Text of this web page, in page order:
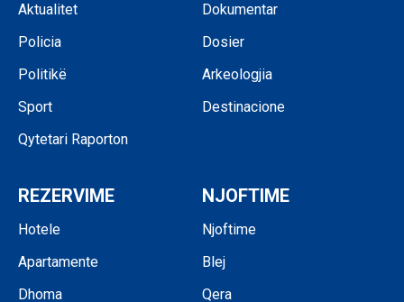
Aktualitet
Policia
Politikë
Sport
Qytetari Raporton
Dokumentar
Dosier
Arkeologjia
Destinacione
REZERVIME
Hotele
Apartamente
Dhoma
NJOFTIME
Njoftime
Blej
Qera